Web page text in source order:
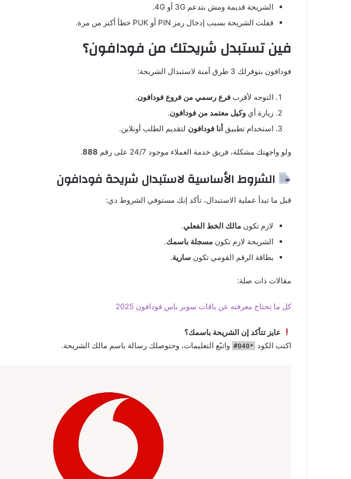
الشريحة قديمة ومش بتدعم 3G أو 4G.
قفلت الشريحة بسبب إدخال رمز PIN أو PUK خطأ أكتر من مرة.
فين تستبدل شريحتك من فودافون؟
فودافون بتوفرلك 3 طرق آمنة لاستبدال الشريحة:
التوجه لأقرب فرع رسمي من فروع فودافون.
زيارة أي وكيل معتمد من فودافون.
استخدام تطبيق أنا فودافون لتقديم الطلب أونلاين.
ولو واجهتك مشكلة، فريق خدمة العملاء موجود 24/7 على رقم 888
.
الشروط الأساسية لاستبدال شريحة فودافون
قبل ما تبدأ عملية الاستبدال، تأكد إنك مستوفي الشروط دي:
لازم تكون مالك الخط الفعلي.
الشريحة لازم تكون مسجلة باسمك.
بطاقة الرقم القومي تكون سارية.
مقالات ذات صلة:
كل ما تحتاج معرفته عن باقات سوبر باس فودافون 2025
عايز تتأكد إن الشريحة باسمك؟
اكتب الكود *040# واتبّع التعليمات، وحتوصلك رسالة باسم مالك الشريحة.